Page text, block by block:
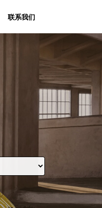
联系我们